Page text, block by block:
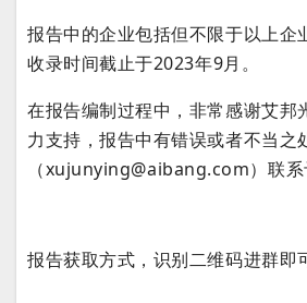
报告中的企业包括但不限于以上企
收录时间截止于2023年9月。
在报告编制过程中，非常感谢艾邦
力支持，报告中有错误或者不当之
（xujunying@aibang.com）联系
报告获取方式，识别二维码进群即